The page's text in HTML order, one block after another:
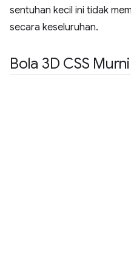
sentuhan kecil ini tidak
secara keseluruhan.
Bola 3D CSS Murni